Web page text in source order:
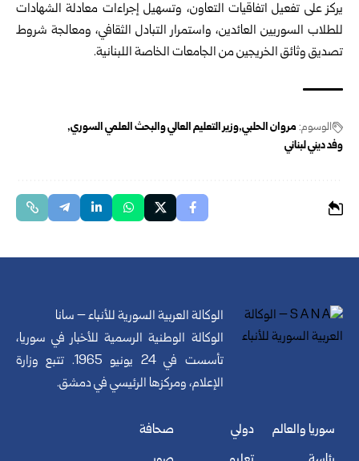
يركز على تفعيل اتفاقيات التعاون، وتسهيل إجراءات ‏معادلة الشهادات
للطلاب السوريين العائدين، واستمرار التبادل ‏الثقافي، ومعالجة شروط
تصديق وثائق الخريجين من الجامعات ‏الخاصة اللبنانية‎.‎
الوسوم: مروان الحلبي وزير التعليم العالي والبحث العلمي السوري
وفد ديني لبناني
الوكالة العربية السورية للأنباء – سانا
الوكالة الوطنية الرسمية للأخبار في سوريا،
تأسست في 24 يونيو 1965. تتبع وزارة
الإعلام، ومركزها الرئيسي في دمشق.
سوريا والعالم
دولي
صحافة